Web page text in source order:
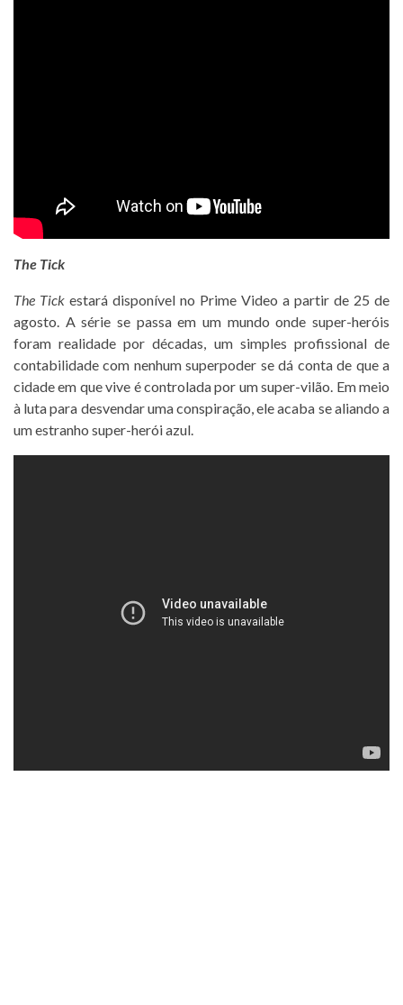
The Tick
The Tick estará disponível no Prime Video a partir de 25 de
agosto. A série se passa em um mundo onde super-heróis
foram realidade por décadas, um simples profissional de
contabilidade com nenhum superpoder se dá conta de que a
cidade em que vive é controlada por um super-vilão. Em meio
à luta para desvendar uma conspiração, ele acaba se aliando a
um estranho super-herói azul.